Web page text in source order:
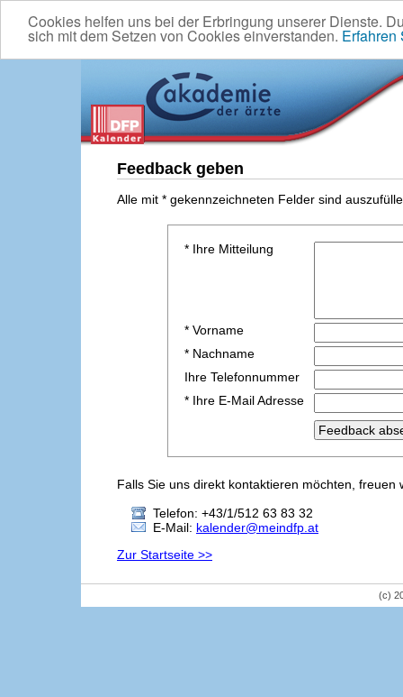
Cookies helfen uns bei der Erbringung unserer Dienste.
sich mit dem Setzen von Cookies einverstanden. Erfahren
Feedback geben
Alle mit * gekennzeichneten Felder sind
* Ihre Mitteilung
* Vorname
* Nachname
Ihre Telefonnummer
* Ihre E-Mail Adresse
Falls Sie uns direkt kontaktieren möchten,
Telefon: +43/1/512 63 83 32
E-Mail: kalender@meindfp.at
Zur Startseite >>
(c)